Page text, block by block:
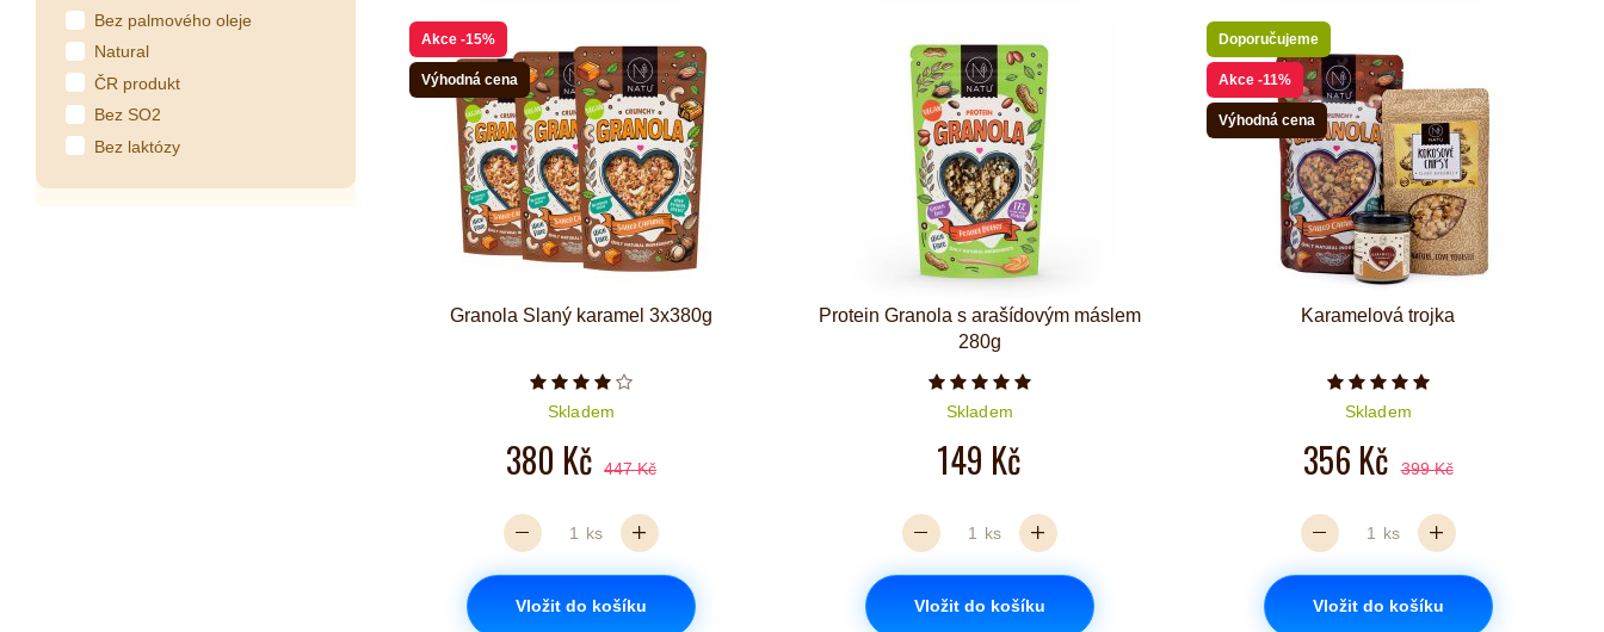
Bez palmového oleje
Natural
ČR produkt
Bez SO2
Bez laktózy
Akce -15%
Výhodná cena
Granola Slaný karamel 3x380g
Počet hvězdiček je 4 z 5
Skladem
380 Kč 447 Kč
ks
Vložit do košíku
Protein Granola s arašídovým máslem
280g
Počet hvězdiček je 5 z 5
Skladem
149 Kč
ks
Vložit do košíku
Doporučujeme
Akce -11%
Výhodná cena
Karamelová trojka
Počet hvězdiček je 5 z 5
Skladem
356 Kč 399 Kč
ks
Vložit do košíku